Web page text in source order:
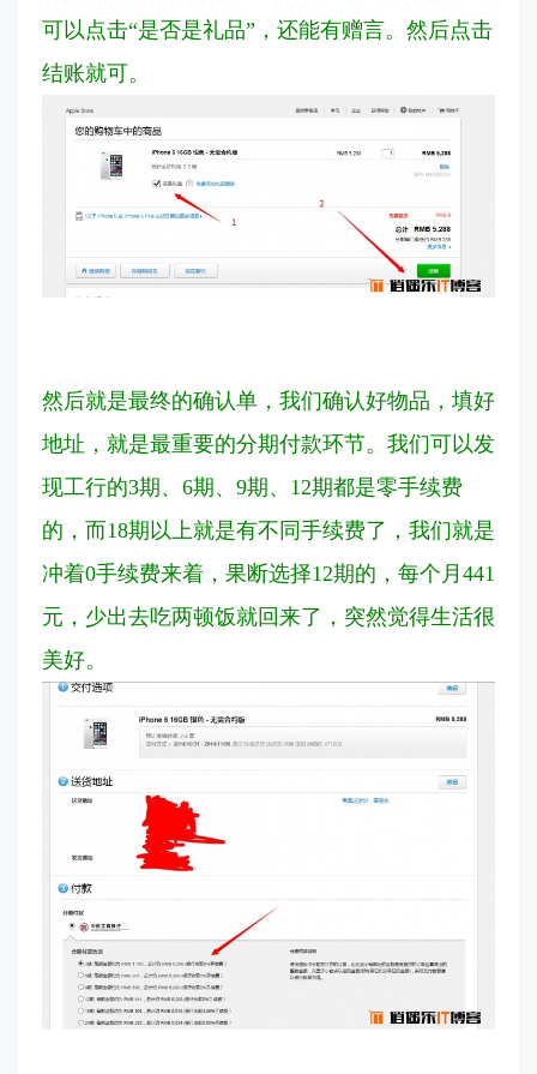
可以点击“是否是礼品”，还能有赠言。然后点击
结账就可。
然后就是最终的确认单，我们确认好物品，填好
地址，就是最重要的分期付款环节。我们可以发
现工行的3期、6期、9期、12期都是零手续费
的，而18期以上就是有不同手续费了，我们就是
冲着0手续费来着，果断选择12期的，每个月441
元，少出去吃两顿饭就回来了，突然觉得生活很
美好。